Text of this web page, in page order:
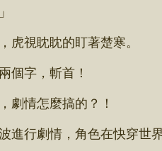
視眈眈的盯著楚寒。
字，斬首！
情怎麼搞的？！
行劇情，角色在快穿世